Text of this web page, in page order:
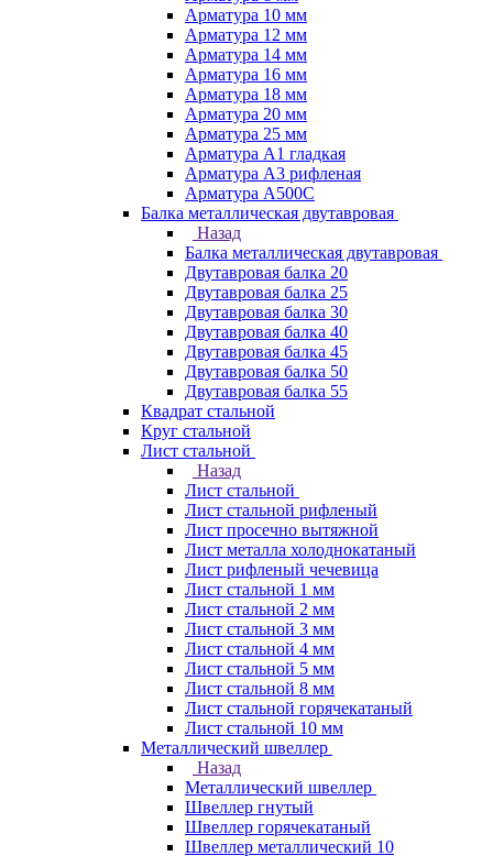
Арматура 10 мм
Арматура 12 мм
Арматура 14 мм
Арматура 16 мм
Арматура 18 мм
Арматура 20 мм
Арматура 25 мм
Арматура А1 гладкая
Арматура А3 рифленая
Арматура А500С
Балка металлическая двутавровая
Назад
Балка металлическая двутавровая
Двутавровая балка 20
Двутавровая балка 25
Двутавровая балка 30
Двутавровая балка 40
Двутавровая балка 45
Двутавровая балка 50
Двутавровая балка 55
Квадрат стальной
Круг стальной
Лист стальной
Назад
Лист стальной
Лист стальной рифленый
Лист просечно вытяжной
Лист металла холоднокатаный
Лист рифленый чечевица
Лист стальной 1 мм
Лист стальной 2 мм
Лист стальной 3 мм
Лист стальной 4 мм
Лист стальной 5 мм
Лист стальной 8 мм
Лист стальной горячекатаный
Лист стальной 10 мм
Металлический швеллер
Назад
Металлический швеллер
Швеллер гнутый
Швеллер горячекатаный
Швеллер металлический 10